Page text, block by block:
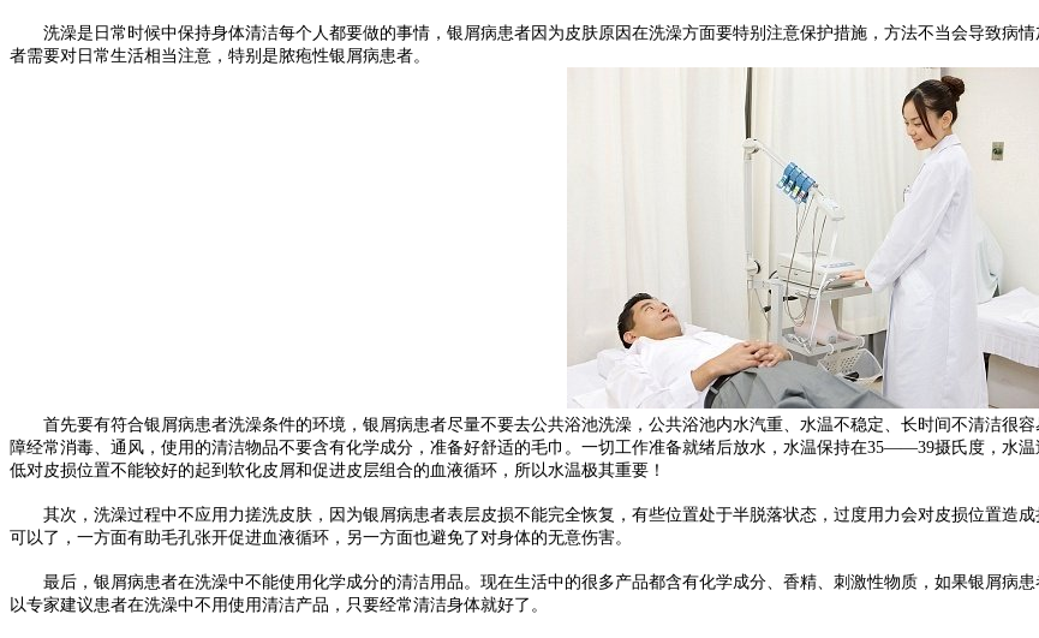
洗澡是日常时候中保持身体清洁每个人都要做的事情，银屑病患者因为皮肤原因在洗澡方面要特别注意保护措施，方法不当会导致病
者需要对日常生活相当注意，特别是脓疱性银屑病患者。
首先要有符合银屑病患者洗澡条件的环境，银屑病患者尽量不要去公共浴池洗澡，公共浴池内水汽重、水温不稳定、长时间不清洁很
障经常消毒、通风，使用的清洁物品不要含有化学成分，准备好舒适的毛巾。一切工作准备就绪后放水，水温保持在35——39摄氏度，水
低对皮损位置不能较好的起到软化皮屑和促进皮层组合的血液循环，所以水温极其重要！
其次，洗澡过程中不应用力搓洗皮肤，因为银屑病患者表层皮损不能完全恢复，有些位置处于半脱落状态，过度用力会对皮损位置造
可以了，一方面有助毛孔张开促进血液循环，另一方面也避免了对身体的无意伤害。
最后，银屑病患者在洗澡中不能使用化学成分的清洁用品。现在生活中的很多产品都含有化学成分、香精、刺激性物质，如果银屑病
以专家建议患者在洗澡中不用使用清洁产品，只要经常清洁身体就好了。